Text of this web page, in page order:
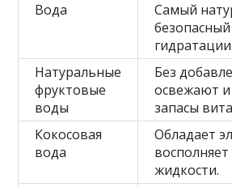
Вода
Самый
гидратации.
Натуральные
фруктовые
воды
Без
освежают
запасы
Кокосовая
вода
Обладает
жидкости.